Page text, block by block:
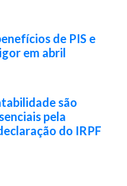
de PIS e
em abril
são
pela
do IRPF